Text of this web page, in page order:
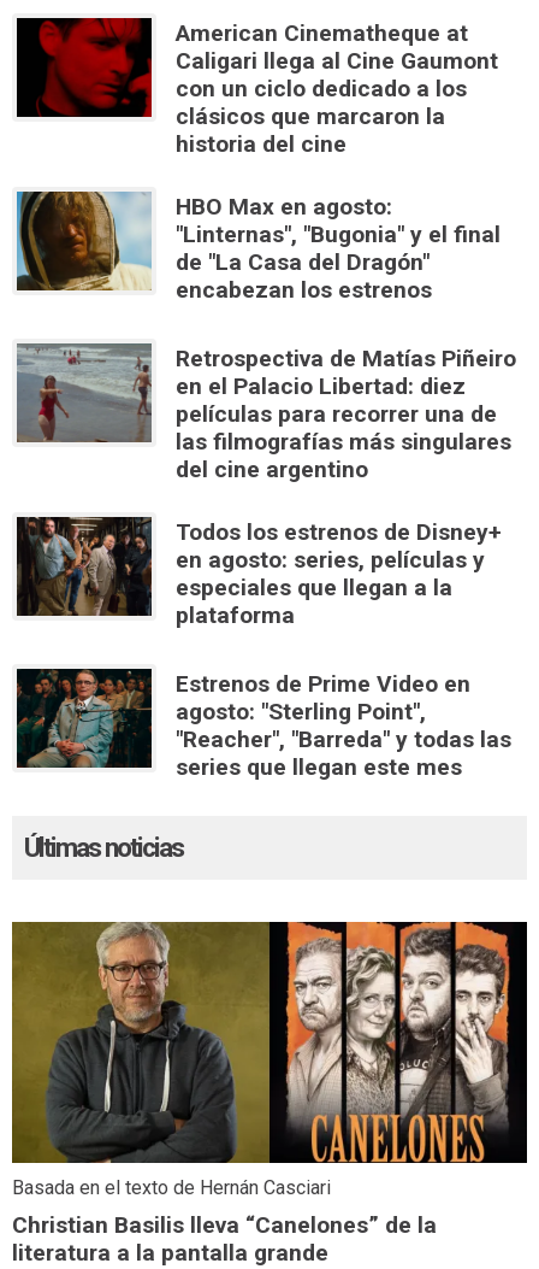
American Cinematheque at
Caligari llega al Cine Gaumont
con un ciclo dedicado a los
clásicos que marcaron la
historia del cine
HBO Max en agosto:
"Linternas", "Bugonia" y el final
de "La Casa del Dragón"
encabezan los estrenos
Retrospectiva de Matías Piñeiro
en el Palacio Libertad: diez
películas para recorrer una de
las filmografías más singulares
del cine argentino
Todos los estrenos de Disney+
en agosto: series, películas y
especiales que llegan a la
plataforma
Estrenos de Prime Video en
agosto: "Sterling Point",
"Reacher", "Barreda" y todas las
series que llegan este mes
Últimas noticias
Basada en el texto de Hernán Casciari
Christian Basilis lleva “Canelones” de la
literatura a la pantalla grande